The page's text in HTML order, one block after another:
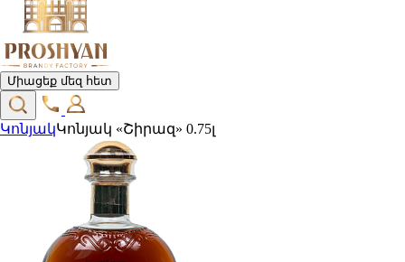
Միացեք մեզ հետ
ԿոնյակԿոնյակ «Շիրազ» 0.75լ